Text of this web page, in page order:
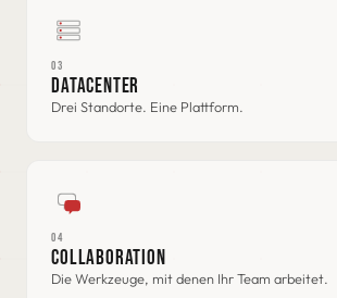
03
DATACENTER
Drei Standorte. Eine Plattform.
04
COLLABORATION
Die Werkzeuge, mit denen Ihr Team arbeitet.